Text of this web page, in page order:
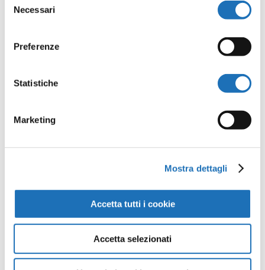
delNecessari
Preferenze
Statistiche
Marketing
Mostra dettagli
Accetta tutti i cookie
Accetta selezionati
iniziativa di solidarietà
: anche quest’anno
durante l’estate: chi vorrà proporre
l’offerta d’acquisto di una tenda potrà farlo
rivolgendosi alla
, che destinerà
il ricavato a progetti sociali, al tel. 353-
Cooperativa
cura le attività legate alla vendita in